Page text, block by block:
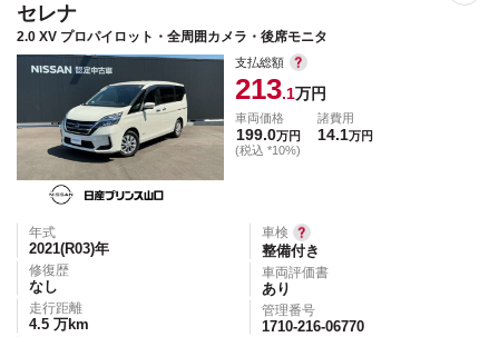
セレナ
2.0 XV プロパイロット・全周囲カメラ・後席モニタ
支払総額
213.1万円
車両価格
199.0万円
(税込 *10%)
諸費用
14.1万円
年式
2021(R03)年
修復歴
なし
走行距離
4.5 万km
車検
整備付き
車両評価書
あり
管理番号
1710-216-06770